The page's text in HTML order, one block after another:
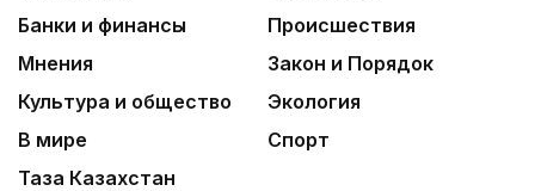
Банки и финансы
Происшествия
Мнения
Закон и Порядок
Культура и общество
Экология
В мире
Спорт
Таза Казахстан